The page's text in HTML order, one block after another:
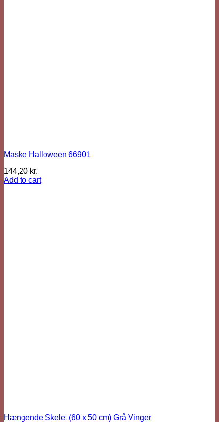
Maske Halloween 66901
144,20 kr.
Add to cart
Hængende Skelet (60 x 50 cm) Grå Vinger